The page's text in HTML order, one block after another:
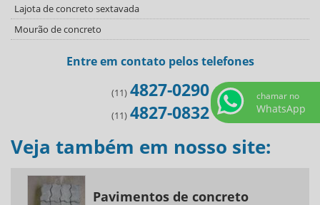
Lajota de concreto sextavada
Mourão de concreto
Pavimento intertravado de concreto
Pavimentos de concreto
Tubo de concreto armado
Tubo de concreto para água pluvial
Tubulação de concreto
Entre em contato pelos telefones
(11) 4827-0290
(11) 4827-0832
Veja também em nosso site:
Pavimentos de concreto
chamar no
WhatsApp